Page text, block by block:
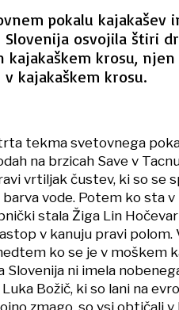
pokalu
Slovenija osvojila štiri
kajakaškem krosu,
v kajakaškem krosu.
tekma svetovnega
na brzicah Save v
vrtiljak čustev, ki so se
vode. Potem ko sta
stala Žiga Lin
v kanuju pravi polom.
ko se je v moškem
Slovenija ni imela
Luka Božič, ki so lani na
zmago, so vsi obtičali v